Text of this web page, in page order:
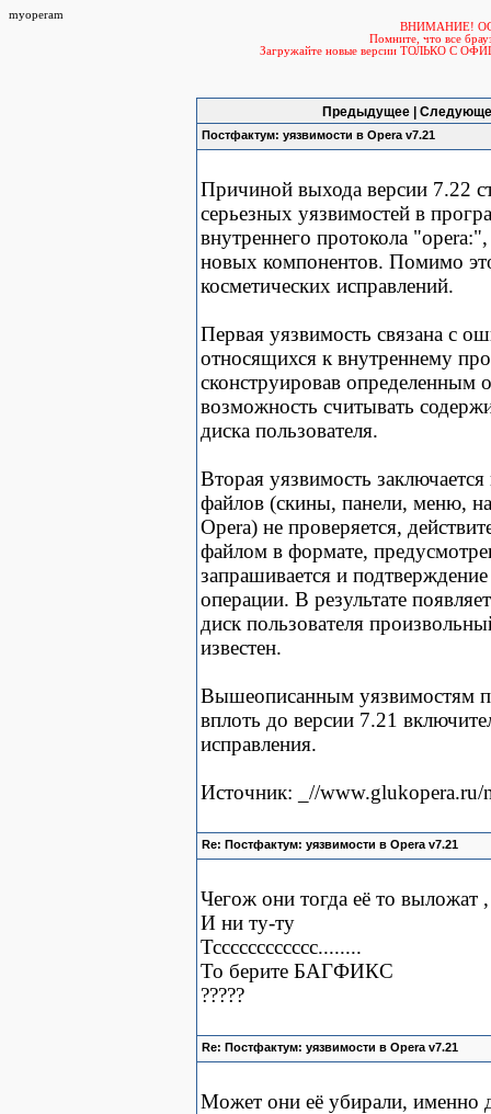
myoperam
ВНИМАНИЕ!
Помните, что все
Загружайте новые версии ТОЛЬКО С
Предыдущее |
Постфактум: уязвимости в Opera v7.21
Причиной выхода версии 7.22
серьезных уязвимостей в
внутреннего протокола
новых компонентов. Помимо
косметических исправлений.
Первая уязвимость связана с
относящихся к внутреннему
сконструировав определенным
возможность считывать
диска пользователя.
Вторая уязвимость
файлов (скины, панели, меню,
Opera) не проверяется,
файлом в формате,
запрашивается и
операции. В результате
диск пользователя
известен.
Вышеописанным уязвимостям
вплоть до версии 7.21
исправления.
Источник: _//www.glukopera.ru/
Re: Постфактум: уязвимости в Opera v7.21
Чегож они тогда её то выложат
И ни ту-ту
Тсссссссссссс........
То берите БАГФИКС
?????
Re: Постфактум: уязвимости в Opera v7.21
Может они её убирали, именно